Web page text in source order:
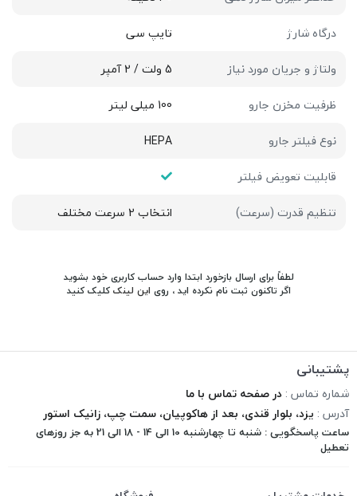
درگاه شارژ
تایپ سی
ولتاژ و جریان مورد نیاز
5 ولت / 2 آمپر
ظرفیت مخزن جارو
100 میلی لیتر
نوع فیلتر جارو
HEPA
قابلیت تعویض فیلتر
تنظیم قدرت (سرعت)
انتخاب 2 سرعت مختلف
لطفاً برای ارسال بازخورد ابتدا وارد حساب کاربری خود بشوید
اگر تاکنون ثبت نام نکرده اید ، روی این لینک کلیک کنید
پشتیبانی
شماره تماس : در صفحه تماس با ما
آدرس : یزد، بلوار قندی، بعد از هاکوپیان، سمت چپ، زانیک استور
ساعت پاسخگویی : شنبه تا چهارشنبه 10 الی 14 - 18 الی 21 به جز روزهای
تعطیل